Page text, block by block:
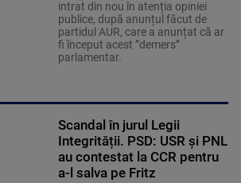
intrat din nou în atenția opiniei
publice, după anunțul făcut de
partidul AUR, care a anunțat că ar
fi început acest ”demers”
parlamentar.
Scandal în jurul Legii
Integrității. PSD: USR și PNL
au contestat la CCR pentru
a-l salva pe Fritz